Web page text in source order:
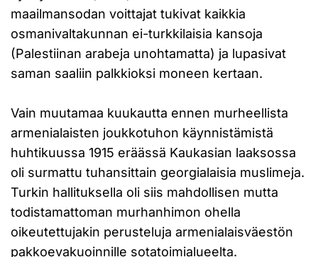
maailmansodan voittajat tukivat kaikkia
osmanivaltakunnan ei-turkkilaisia kansoja
(Palestiinan arabeja unohtamatta) ja lupasivat
saman saaliin palkkioksi moneen kertaan.
Vain muutamaa kuukautta ennen murheellista
armenialaisten joukkotuhon käynnistämistä
huhtikuussa 1915 eräässä Kaukasian laaksossa
oli surmattu tuhansittain georgialaisia muslimeja.
Turkin hallituksella oli siis mahdollisen mutta
todistamattoman murhanhimon ohella
oikeutettujakin perusteluja armenialaisväestön
pakkoevakuoinnille sotatoimialueelta.